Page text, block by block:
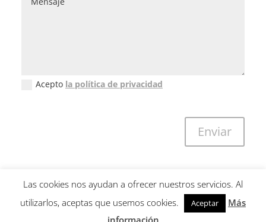
Política de privacidad (GDPR)
Acepto la política de privacidad
Enviar
Copyright © 2001-2026 Guillem Calatrava. All Rights Reserved -
Las cookies nos ayudan a ofrecer nuestros servicios. Al
utilizarlos, aceptas que usemos cookies.
Aceptar
Más
información